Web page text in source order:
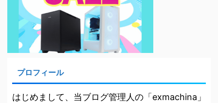
プロフィール
はじめまして、当ブログ管理人の「exmachina」